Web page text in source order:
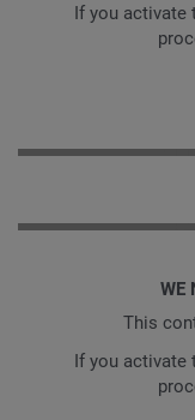
If you activate
WE
This
If you activate